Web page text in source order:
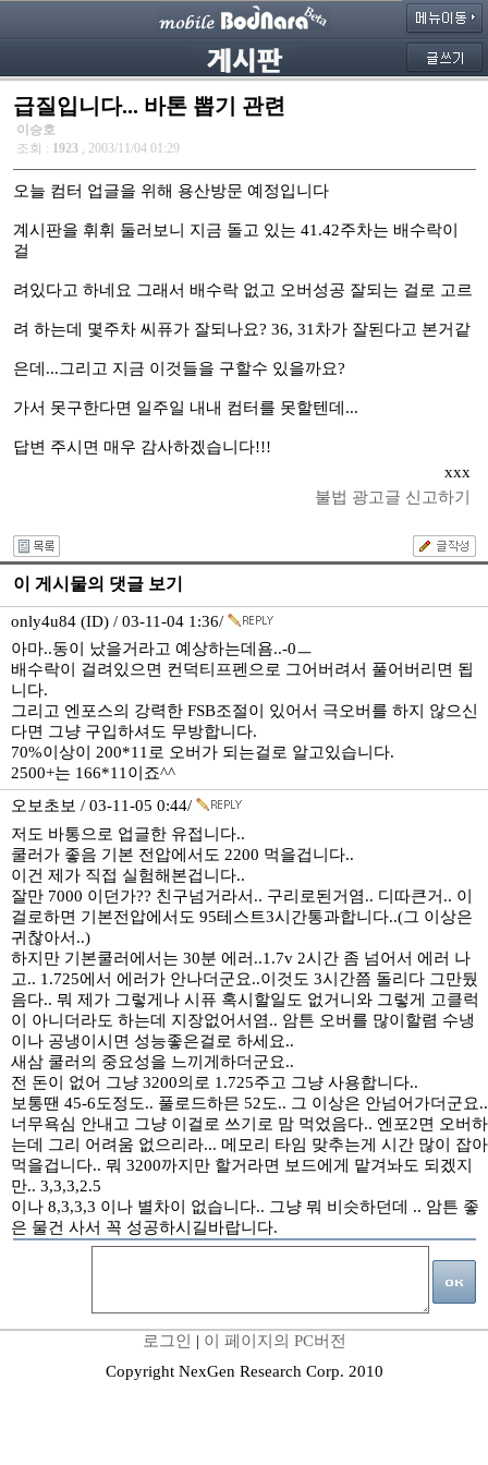
급질입니다... 바톤 뽑기 관련
이승호
조회 : 1923 , 2003/11/04 01:29
오늘 컴터 업글을 위해 용산방문 예정입니다
계시판을 휘휘 둘러보니 지금 돌고 있는 41.42주차는 배수락이
걸
려있다고 하네요 그래서 배수락 없고 오버성공 잘되는 걸로 고르
려 하는데 몇주차 씨퓨가 잘되나요? 36, 31차가 잘된다고 본거같
은데...그리고 지금 이것들을 구할수 있을까요?
가서 못구한다면 일주일 내내 컴터를 못할텐데...
답변 주시면 매우 감사하겠습니다!!!
xxx
불법 광고글 신고하기
이 게시물의 댓글 보기
only4u84 (ID) / 03-11-04 1:36/
아마..동이 났을거라고 예상하는데욤..-0ㅡ
배수락이 걸려있으면 컨덕티프펜으로 그어버려서 풀어버리면 됩
니다.
그리고 엔포스의 강력한 FSB조절이 있어서 극오버를 하지 않으신
다면 그냥 구입하셔도 무방합니다.
70%이상이 200*11로 오버가 되는걸로 알고있습니다.
2500+는 166*11이죠^^
오보초보 / 03-11-05 0:44/
저도 바통으로 업글한 유접니다..
쿨러가 좋음 기본 전압에서도 2200 먹을겁니다..
이건 제가 직접 실험해본겁니다..
잘만 7000 이던가?? 친구넘거라서.. 구리로된거염.. 디따큰거.. 이
걸로하면 기본전압에서도 95테스트3시간통과합니다..(그 이상은
귀찮아서..)
하지만 기본쿨러에서는 30분 에러..1.7v 2시간 좀 넘어서 에러 나
고.. 1.725에서 에러가 안나더군요..이것도 3시간쯤 돌리다 그만뒀
음다.. 뭐 제가 그렇게나 시퓨 혹시할일도 없거니와 그렇게 고클럭
이 아니더라도 하는데 지장없어서염.. 암튼 오버를 많이할렴 수냉
이나 공냉이시면 성능좋은걸로 하세요..
새삼 쿨러의 중요성을 느끼게하더군요..
전 돈이 없어 그냥 3200의로 1.725주고 그냥 사용합니다..
보통땐 45-6도정도.. 풀로드하믄 52도.. 그 이상은 안넘어가더군요..
너무욕심 안내고 그냥 이걸로 쓰기로 맘 먹었음다.. 엔포2면 오버하
는데 그리 어려움 없으리라... 메모리 타임 맞추는게 시간 많이 잡아
먹을겁니다.. 뭐 3200까지만 할거라면 보드에게 맡겨놔도 되겠지
만.. 3,3,3,2.5
이나 8,3,3,3 이나 별차이 없습니다.. 그냥 뭐 비슷하던데 .. 암튼 좋
은 물건 사서 꼭 성공하시길바랍니다.
로그인 | 이 페이지의 PC버전
Copyright NexGen Research Corp. 2010